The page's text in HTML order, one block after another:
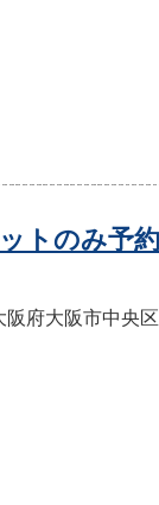
ットのみ予
阪府大阪市中央